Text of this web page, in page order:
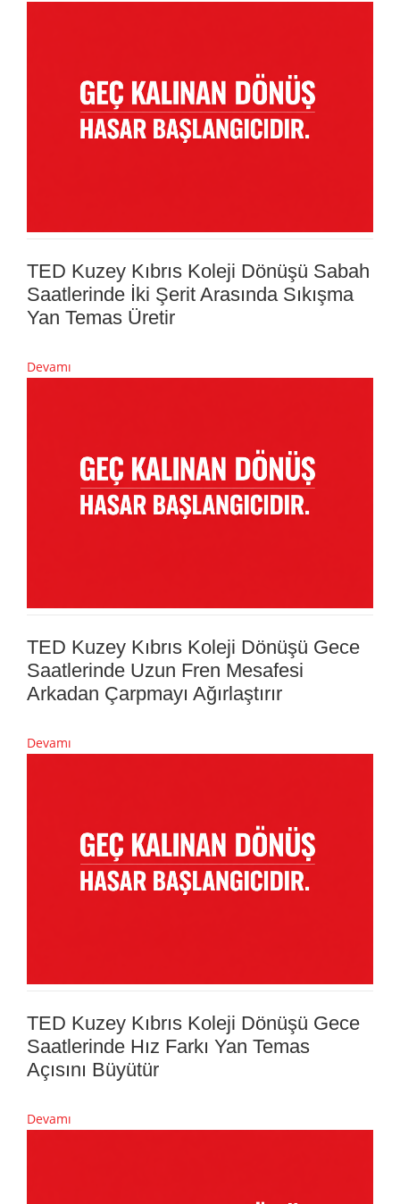
TED Kuzey Kıbrıs Koleji Dönüşü Sabah
Saatlerinde İki Şerit Arasında Sıkışma
Yan Temas Üretir
Devamı
TED Kuzey Kıbrıs Koleji Dönüşü Gece
Saatlerinde Uzun Fren Mesafesi
Arkadan Çarpmayı Ağırlaştırır
Devamı
TED Kuzey Kıbrıs Koleji Dönüşü Gece
Saatlerinde Hız Farkı Yan Temas
Açısını Büyütür
Devamı